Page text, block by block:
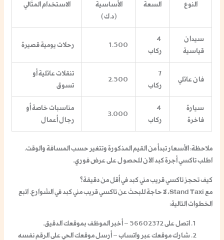
النوع السعة
الأساسية
(د.ك)
الاستخدام المثالي
سيدان
قياسية
4
ركاب
1.500 رحلات يومية قصيرة
فان عائلي
7
ركاب
2.500
تنقلات عائلية أو
تسوق
سيارة
فاخرة
4
ركاب
3.000
مناسبات خاصة أو
رجال أعمال
ملاحظة: الأسعار تبدأ من القيم المذكورة وتتغير حسب المسافة والوقت.
اطلبتاكسي أجرة كبدالآن للحصول على عرض فوري.
كيف تحجز تاكسي قريب مني كبد في أقل من دقيقة؟
مع Stand Taxi، لا حاجة للبحث عن
تاكسي قريب مني كبدفي الشوارع. اتبع
الخطوات التالية:
اتصل على 56602372
– أخبر الموظف بموقعك الدقيق.
شارك موقعك عبر واتساب – أرسل موقعك الحي على الرقم نفسه